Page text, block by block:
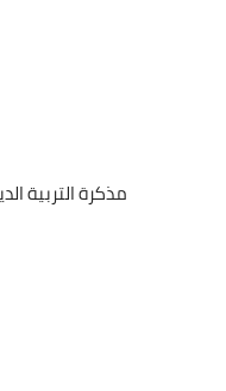
مذكرة التربية